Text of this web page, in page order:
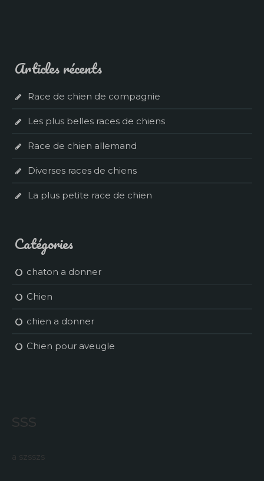
Articles récents
Race de chien de compagnie
Les plus belles races de chiens
Race de chien allemand
Diverses races de chiens
La plus petite race de chien
Catégories
chaton a donner
Chien
chien a donner
Chien pour aveugle
sss
a szsszs